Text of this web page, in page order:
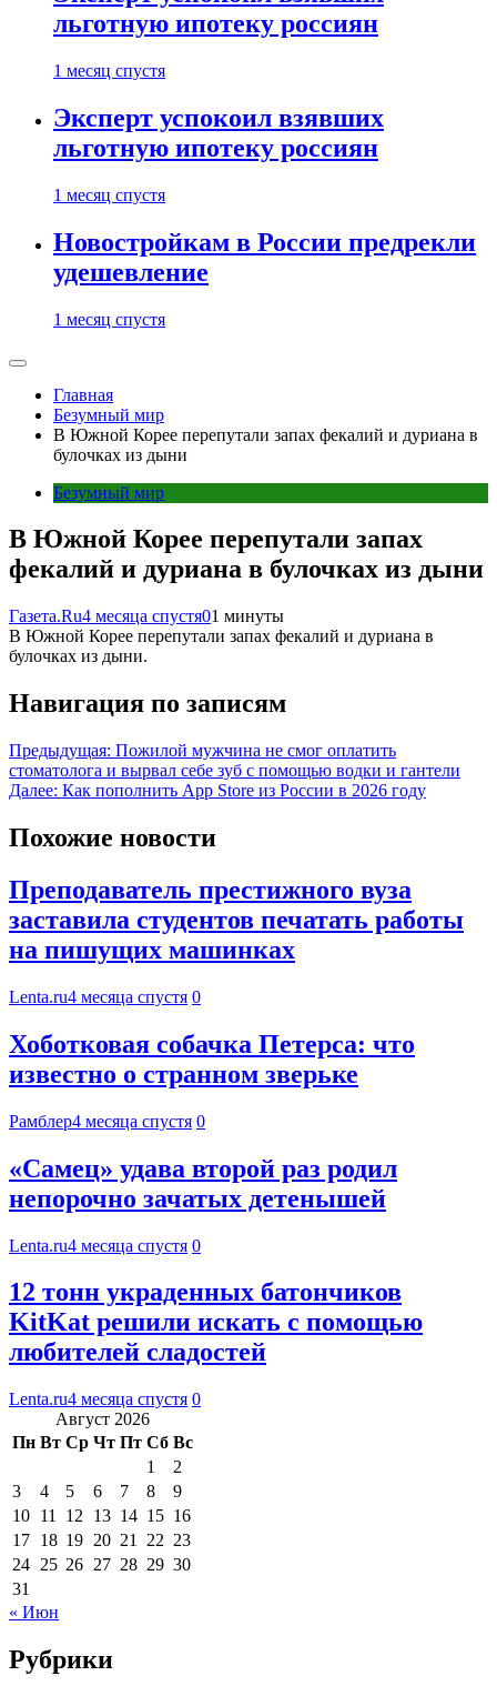
льготную ипотеку россиян
1 месяц спустя
Эксперт успокоил взявших
льготную ипотеку россиян
1 месяц спустя
Новостройкам в России предрекли
удешевление
1 месяц спустя
Главная
Безумный мир
В Южной Корее перепутали запах фекалий и дуриана в
булочках из дыни
Безумный мир
В Южной Корее перепутали запах
фекалий и дуриана в булочках из дыни
Газета.Ru4 месяца спустя01 минуты
В Южной Корее перепутали запах фекалий и дуриана в
булочках из дыни.
Навигация по записям
Предыдущая: Пожилой мужчина не смог оплатить
стоматолога и вырвал себе зуб с помощью водки и гантели
Далее: Как пополнить App Store из России в 2026 году
Похожие новости
Преподаватель престижного вуза
заставила студентов печатать работы
на пишущих машинках
Lenta.ru4 месяца спустя 0
Хоботковая собачка Петерса: что
известно о странном зверьке
Рамблер4 месяца спустя 0
«Самец» удава второй раз родил
непорочно зачатых детенышей
Lenta.ru4 месяца спустя 0
12 тонн украденных батончиков
KitKat решили искать с помощью
любителей сладостей
Lenta.ru4 месяца спустя 0
Август 2026
Пн Вт Ср Чт Пт Сб Вс
1
2
3
4 5 6 7 8
9
10 11 12 13 14 15 16
17 18 19 20 21 22 23
24 25 26 27 28 29 30
31
« Июн
Рубрики